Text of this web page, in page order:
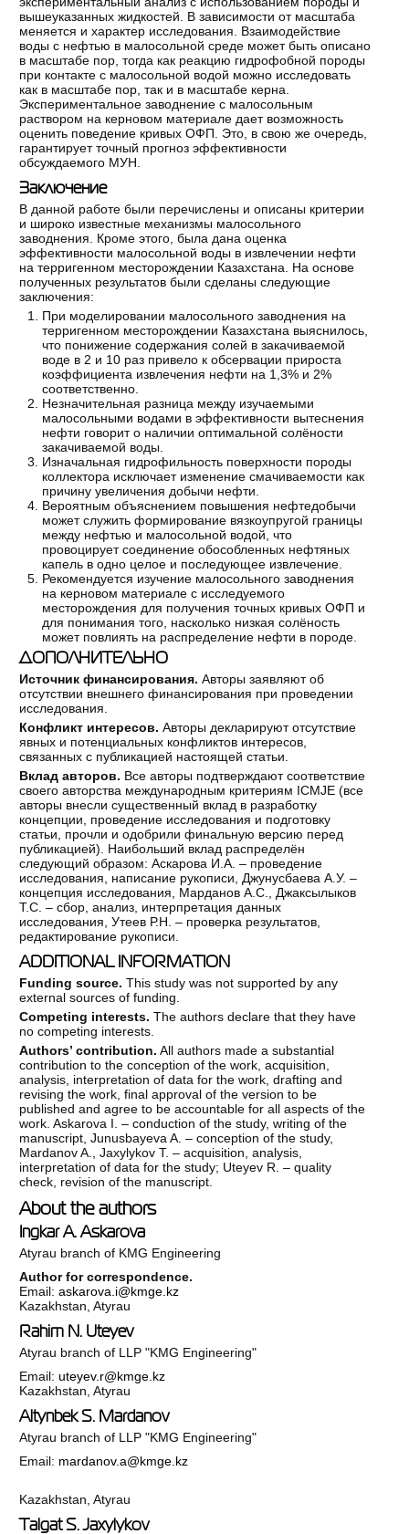
вышеуказанных жидкостей. В зависимости от масштаба
меняется и характер исследования. Взаимодействие
воды с нефтью в малосольной среде может быть описано
в масштабе пор, тогда как реакцию гидрофобной породы
при контакте с малосольной водой можно исследовать
как в масштабе пор, так и в масштабе керна.
Экспериментальное заводнение с малосольным
раствором на керновом материале дает возможность
оценить поведение кривых ОФП. Это, в свою же очередь,
гарантирует точный прогноз эффективности
обсуждаемого МУН.
Заключение
В данной работе были перечислены и описаны критерии
и широко известные механизмы малосольного
заводнения. Кроме этого, была дана оценка
эффективности малосольной воды в извлечении нефти
на терригенном месторождении Казахстана. На основе
полученных результатов были сделаны следующие
заключения:
При моделировании малосольного заводнения на
терригенном месторождении Казахстана выяснилось,
что понижение содержания солей в закачиваемой
воде в 2 и 10 раз привело к обсервации прироста
коэффициента извлечения нефти на 1,3% и 2%
соответственно.
Незначительная разница между изучаемыми
малосольными водами в эффективности вытеснения
нефти говорит о наличии оптимальной солёности
закачиваемой воды.
Изначальная гидрофильность поверхности породы
коллектора исключает изменение смачиваемости как
причину увеличения добычи нефти.
Вероятным объяснением повышения нефтедобычи
может служить формирование вязкоупругой границы
между нефтью и малосольной водой, что
провоцирует соединение обособленных нефтяных
капель в одно целое и последующее извлечение.
Рекомендуется изучение малосольного заводнения
на керновом материале с исследуемого
месторождения для получения точных кривых ОФП и
для понимания того, насколько низкая солёность
может повлиять на распределение нефти в породе.
ДОПОЛНИТЕЛЬНО
Источник финансирования. Авторы заявляют об
отсутствии внешнего финансирования при проведении
исследования.
Конфликт интересов. Авторы декларируют отсутствие
явных и потенциальных конфликтов интересов,
связанных с публикацией настоящей статьи.
Вклад авторов. Все авторы подтверждают соответствие
своего авторства международным критериям ICMJE (все
авторы внесли существенный вклад в разработку
концепции, проведение исследования и подготовку
статьи, прочли и одобрили финальную версию перед
публикацией). Наибольший вклад распределён
следующий образом: Аскарова И.А. – проведение
исследования, написание рукописи, Джунусбаева А.У. –
концепция исследования, Марданов А.С., Джаксылыков
Т.С. – сбор, анализ, интерпретация данных
исследования, Утеев Р.Н. – проверка результатов,
редактирование рукописи.
ADDITIONAL INFORMATION
Funding source. This study was not supported by any
external sources of funding.
Competing interests. The authors declare that they have
no competing interests.
Authors’ contribution. All authors made a substantial
contribution to the conception of the work, acquisition,
analysis, interpretation of data for the work, drafting and
revising the work, final approval of the version to be
published and agree to be accountable for all aspects of the
work. Askarova I. – conduction of the study, writing of the
manuscript, Junusbayeva A. – conception of the study,
Mardanov A., Jaxylykov T. – acquisition, analysis,
interpretation of data for the study; Uteyev R. – quality
check, revision of the manuscript.
About the authors
Ingkar A. Askarova
Atyrau branch of KMG Engineering
Author for correspondence.
Email:askarova.i@kmge.kz
Kazakhstan, Atyrau
Rahim N. Uteyev
Atyrau branch of LLP "KMG Engineering"
Email:uteyev.r@kmge.kz
Kazakhstan, Atyrau
Altynbek S. Mardanov
Atyrau branch of LLP "KMG Engineering"
Email: mardanov.a@kmge.kz
Kazakhstan, Atyrau
Talgat S. Jaxylykov